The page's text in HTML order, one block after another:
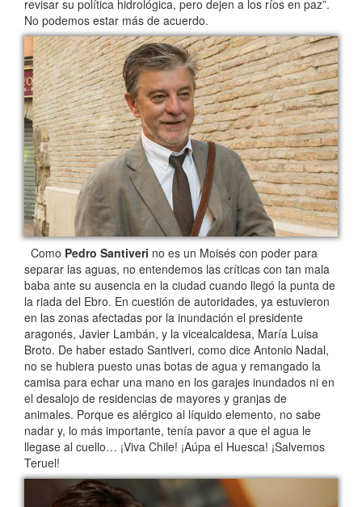
revisar su política hidrológica, pero dejen a los ríos en paz”.
No podemos estar más de acuerdo.
Como Pedro Santiveri no es un Moisés con poder para
separar las aguas, no entendemos las críticas con tan mala
baba ante su ausencia en la ciudad cuando llegó la punta de
la riada del Ebro. En cuestión de autoridades, ya estuvieron
en las zonas afectadas por la inundación el presidente
aragonés, Javier Lambán, y la vicealcaldesa, María Luisa
Broto. De haber estado Santiveri, como dice Antonio Nadal,
no se hubiera puesto unas botas de agua y remangado la
camisa para echar una mano en los garajes inundados ni en
el desalojo de residencias de mayores y granjas de
animales. Porque es alérgico al líquido elemento, no sabe
nadar y, lo más importante, tenía pavor a que el agua le
llegase al cuello… ¡Viva Chile! ¡Aúpa el Huesca! ¡Salvemos
Teruel!